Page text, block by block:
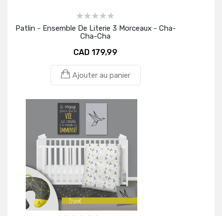
Patlin - Ensemble De Literie 3 Morceaux - Cha-
Cha-Cha
CAD 179,99
Ajouter au panier